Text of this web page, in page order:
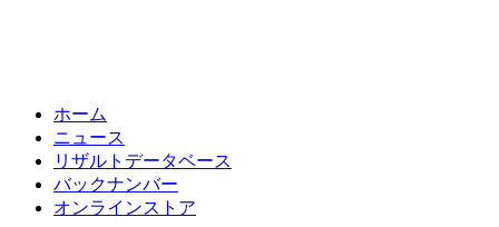
ホーム
ニュース
リザルトデータベース
バックナンバー
オンラインストア